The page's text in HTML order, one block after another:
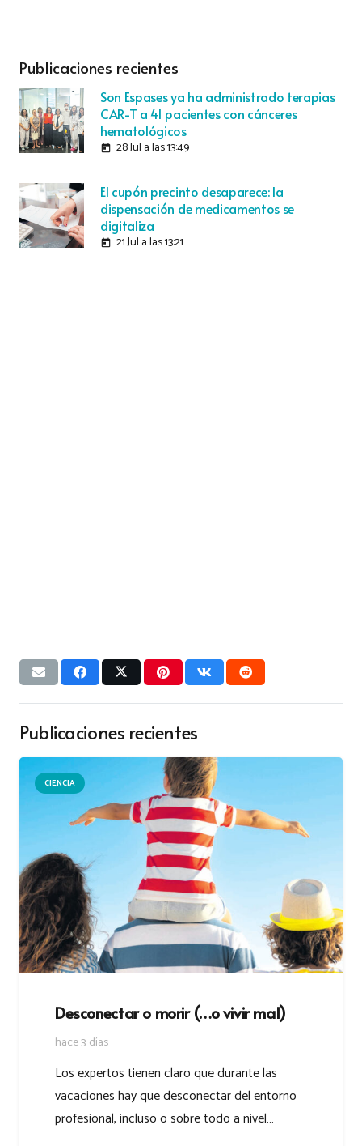
Publicaciones recientes
Son Espases ya ha administrado terapias
CAR-T a 41 pacientes con cánceres
hematológicos
today 28 Jul a las 13:49
El cupón precinto desaparece: la
dispensación de medicamentos se
digitaliza
today 21 Jul a las 13:21
Publicaciones recientes
CIENCIA
Desconectar o morir (…o vivir mal)
hace 3 días
Los expertos tienen claro que durante las
vacaciones hay que desconectar del entorno
profesional, incluso o sobre todo a nivel…